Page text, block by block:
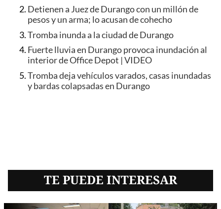
Detienen a Juez de Durango con un millón de
pesos y un arma; lo acusan de cohecho
Tromba inunda a la ciudad de Durango
Fuerte lluvia en Durango provoca inundación al
interior de Office Depot | VIDEO
Tromba deja vehículos varados, casas inundadas
y bardas colapsadas en Durango
TE PUEDE INTERESAR